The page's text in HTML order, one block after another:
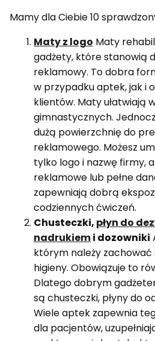
Mamy dla Ciebie 10
Maty z logo Maty
gadżety, które stanowią
reklamowy. To dobra
w przypadku aptek, jak i
klientów. Maty ułatwiają
gimnastycznych.
dużą powierzchnię do
reklamowego. Możesz
tylko logo i nazwę firmy,
reklamowe lub pełne
zapewniają dobrą
codziennych ćwiczeń.
Chusteczki, płyn do
nadrukiemi dozowniki
którym należy zachować
higieny. Obowiązuje to
Dlatego dobrym
są chusteczki, płyny do
Wiele aptek zapewnia
dla pacjentów,